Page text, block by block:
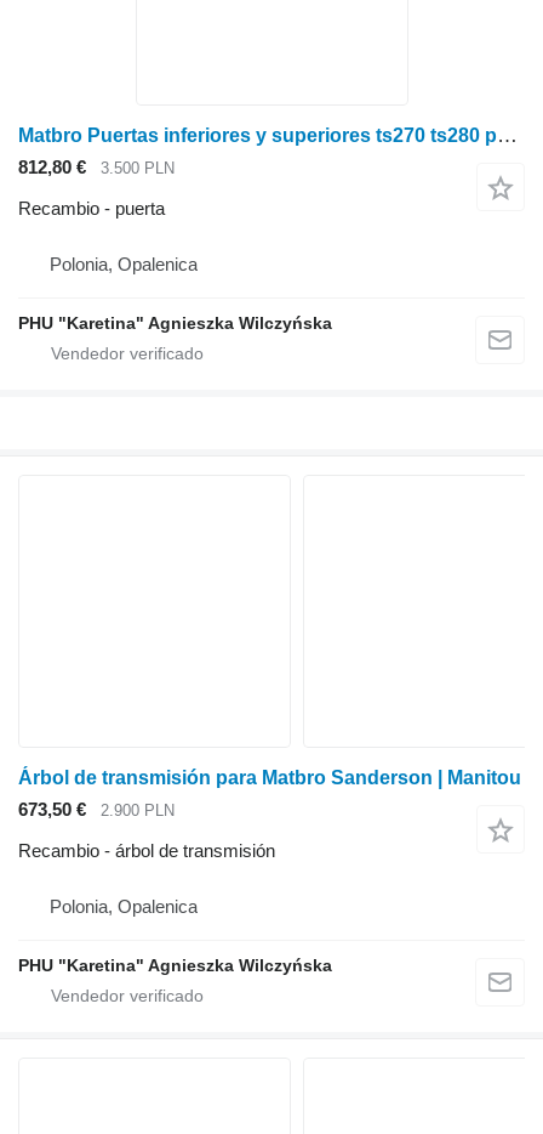
Matbro Puertas inferiores y superiores ts270 ts280 para Matbro
812,80 € 3.500 PLN
Recambio - puerta
Polonia, Opalenica
PHU "Karetina" Agnieszka Wilczyńska
Árbol de transmisión para Matbro Sanderson | Manitou
673,50 €
2.900 PLN
Recambio - árbol de transmisión
Polonia, Opalenica
PHU "Karetina" Agnieszka Wilczyńska